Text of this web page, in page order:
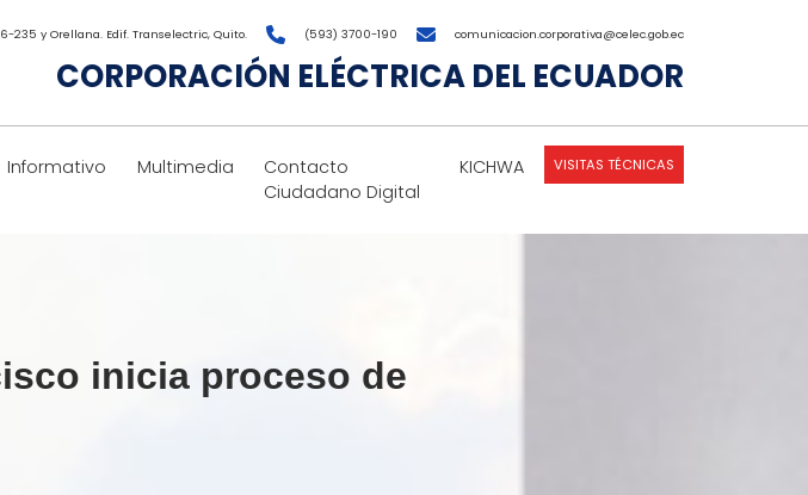
235 y Orellana. Edif. Transelectric, Quito. (593) 3700-190 comunicacion.corporativa@celec.gob.ec
CORPORACIÓN ELÉCTRICA DEL ECUADOR
Informativo Multimedia
Contacto
Ciudadano Digital
KICHWA VISITAS TÉCNICAS
inicia proceso de